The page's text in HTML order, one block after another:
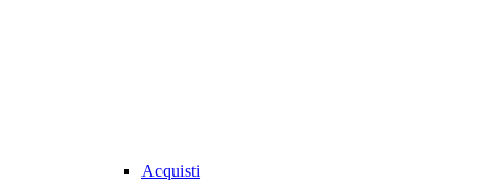
Acquisti